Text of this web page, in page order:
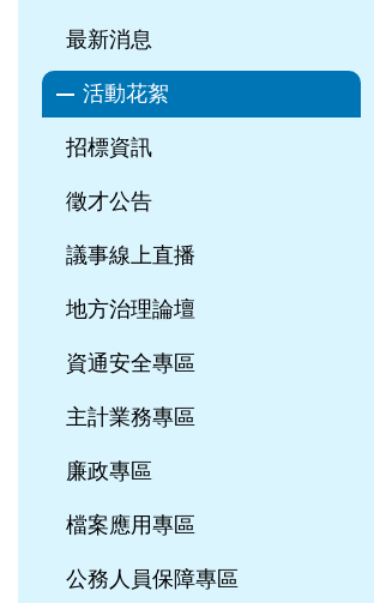
最新消息
活動花絮
招標資訊
徵才公告
議事線上直播
地方治理論壇
資通安全專區
主計業務專區
廉政專區
檔案應用專區
公務人員保障專區